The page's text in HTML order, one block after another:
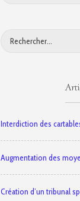
Interdiction des
Augmentation des
Création d’un tribunal